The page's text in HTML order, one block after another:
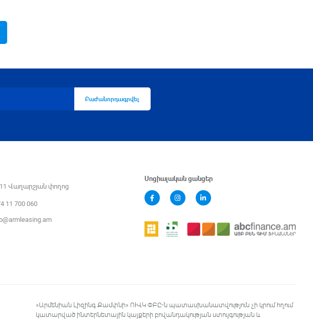
Բաժանորդագրվել
Վաղարշյան փողոց
11 700 060
Սոցիալական ցանցեր
«Արմենիան Լիզինգ Քամփնի» ՈՒՎԿ ՓԲԸ-ն պատասխանատվություն չի կրում հղում
կատարված ինտերնետային կայքերի բովանդակության ստույգության և